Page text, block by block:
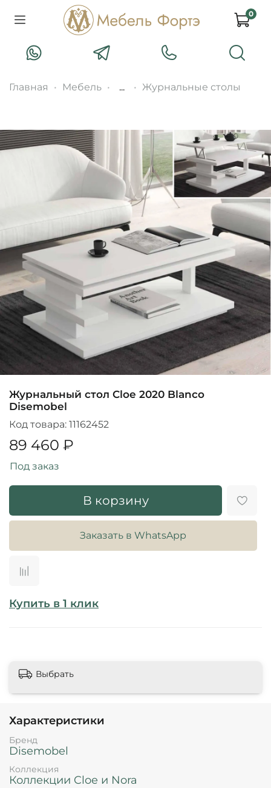
0
Главная Мебель ... Журнальные столы
Журнальный стол Cloe 2020 Blanco
Disemobel
Код товара: 11162452
89 460 ₽
В корзину
Заказать в WhatsApp
Купить в 1 клик
Под заказ
Выбрать
Характеристики
Бренд
Disemobel
Коллекция
Коллекции Cloe и Nora